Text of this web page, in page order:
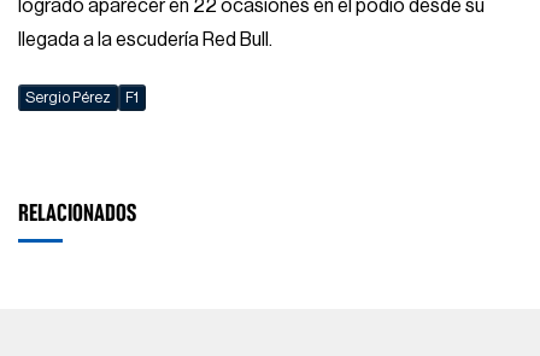
logrado aparecer en 22 ocasiones en el podio desde su
llegada a la escudería Red Bull.
Sergio Pérez F1
RELACIONADOS